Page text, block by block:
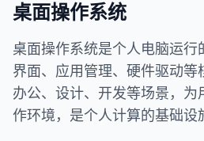
桌面操作系统
桌面操作系统是个人电脑运
界面、应用管理、硬件驱动等
办公、设计、开发等场景，为
作环境，是个人计算的基础设